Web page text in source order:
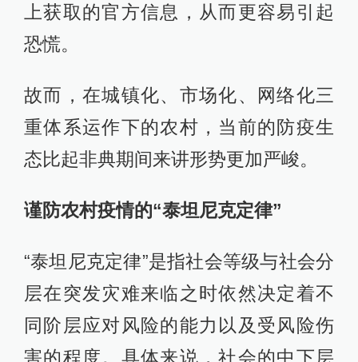
上获取的官方信息，从而更容易引起
恐慌。
故而，在城镇化、市场化、网络化三
重体系运作下的农村，当前的防疫生
态比起非典期间来讲形势更加严峻。
谨防农村疫情的“泰坦尼克定律”
“泰坦尼克定律”是指社会等级与社会分
层在突发灾难来临之时依然决定着不
同阶层应对风险的能力以及受风险伤
害的程度。具体来说，社会的中下层